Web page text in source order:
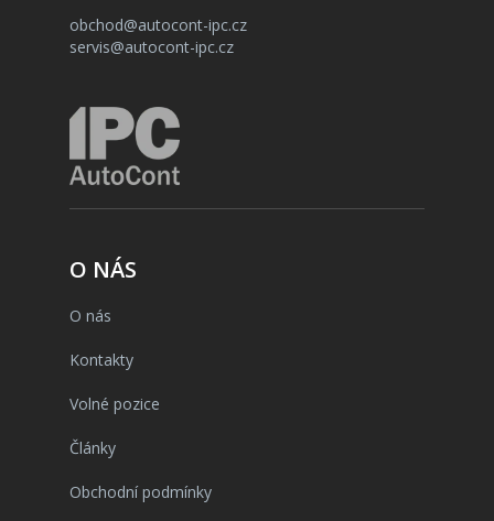
obchod@autocont-ipc.cz
servis@autocont-ipc.cz
O NÁS
O nás
Kontakty
Volné pozice
Články
Obchodní podmínky